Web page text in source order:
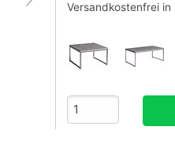
Versandkostenfrei in